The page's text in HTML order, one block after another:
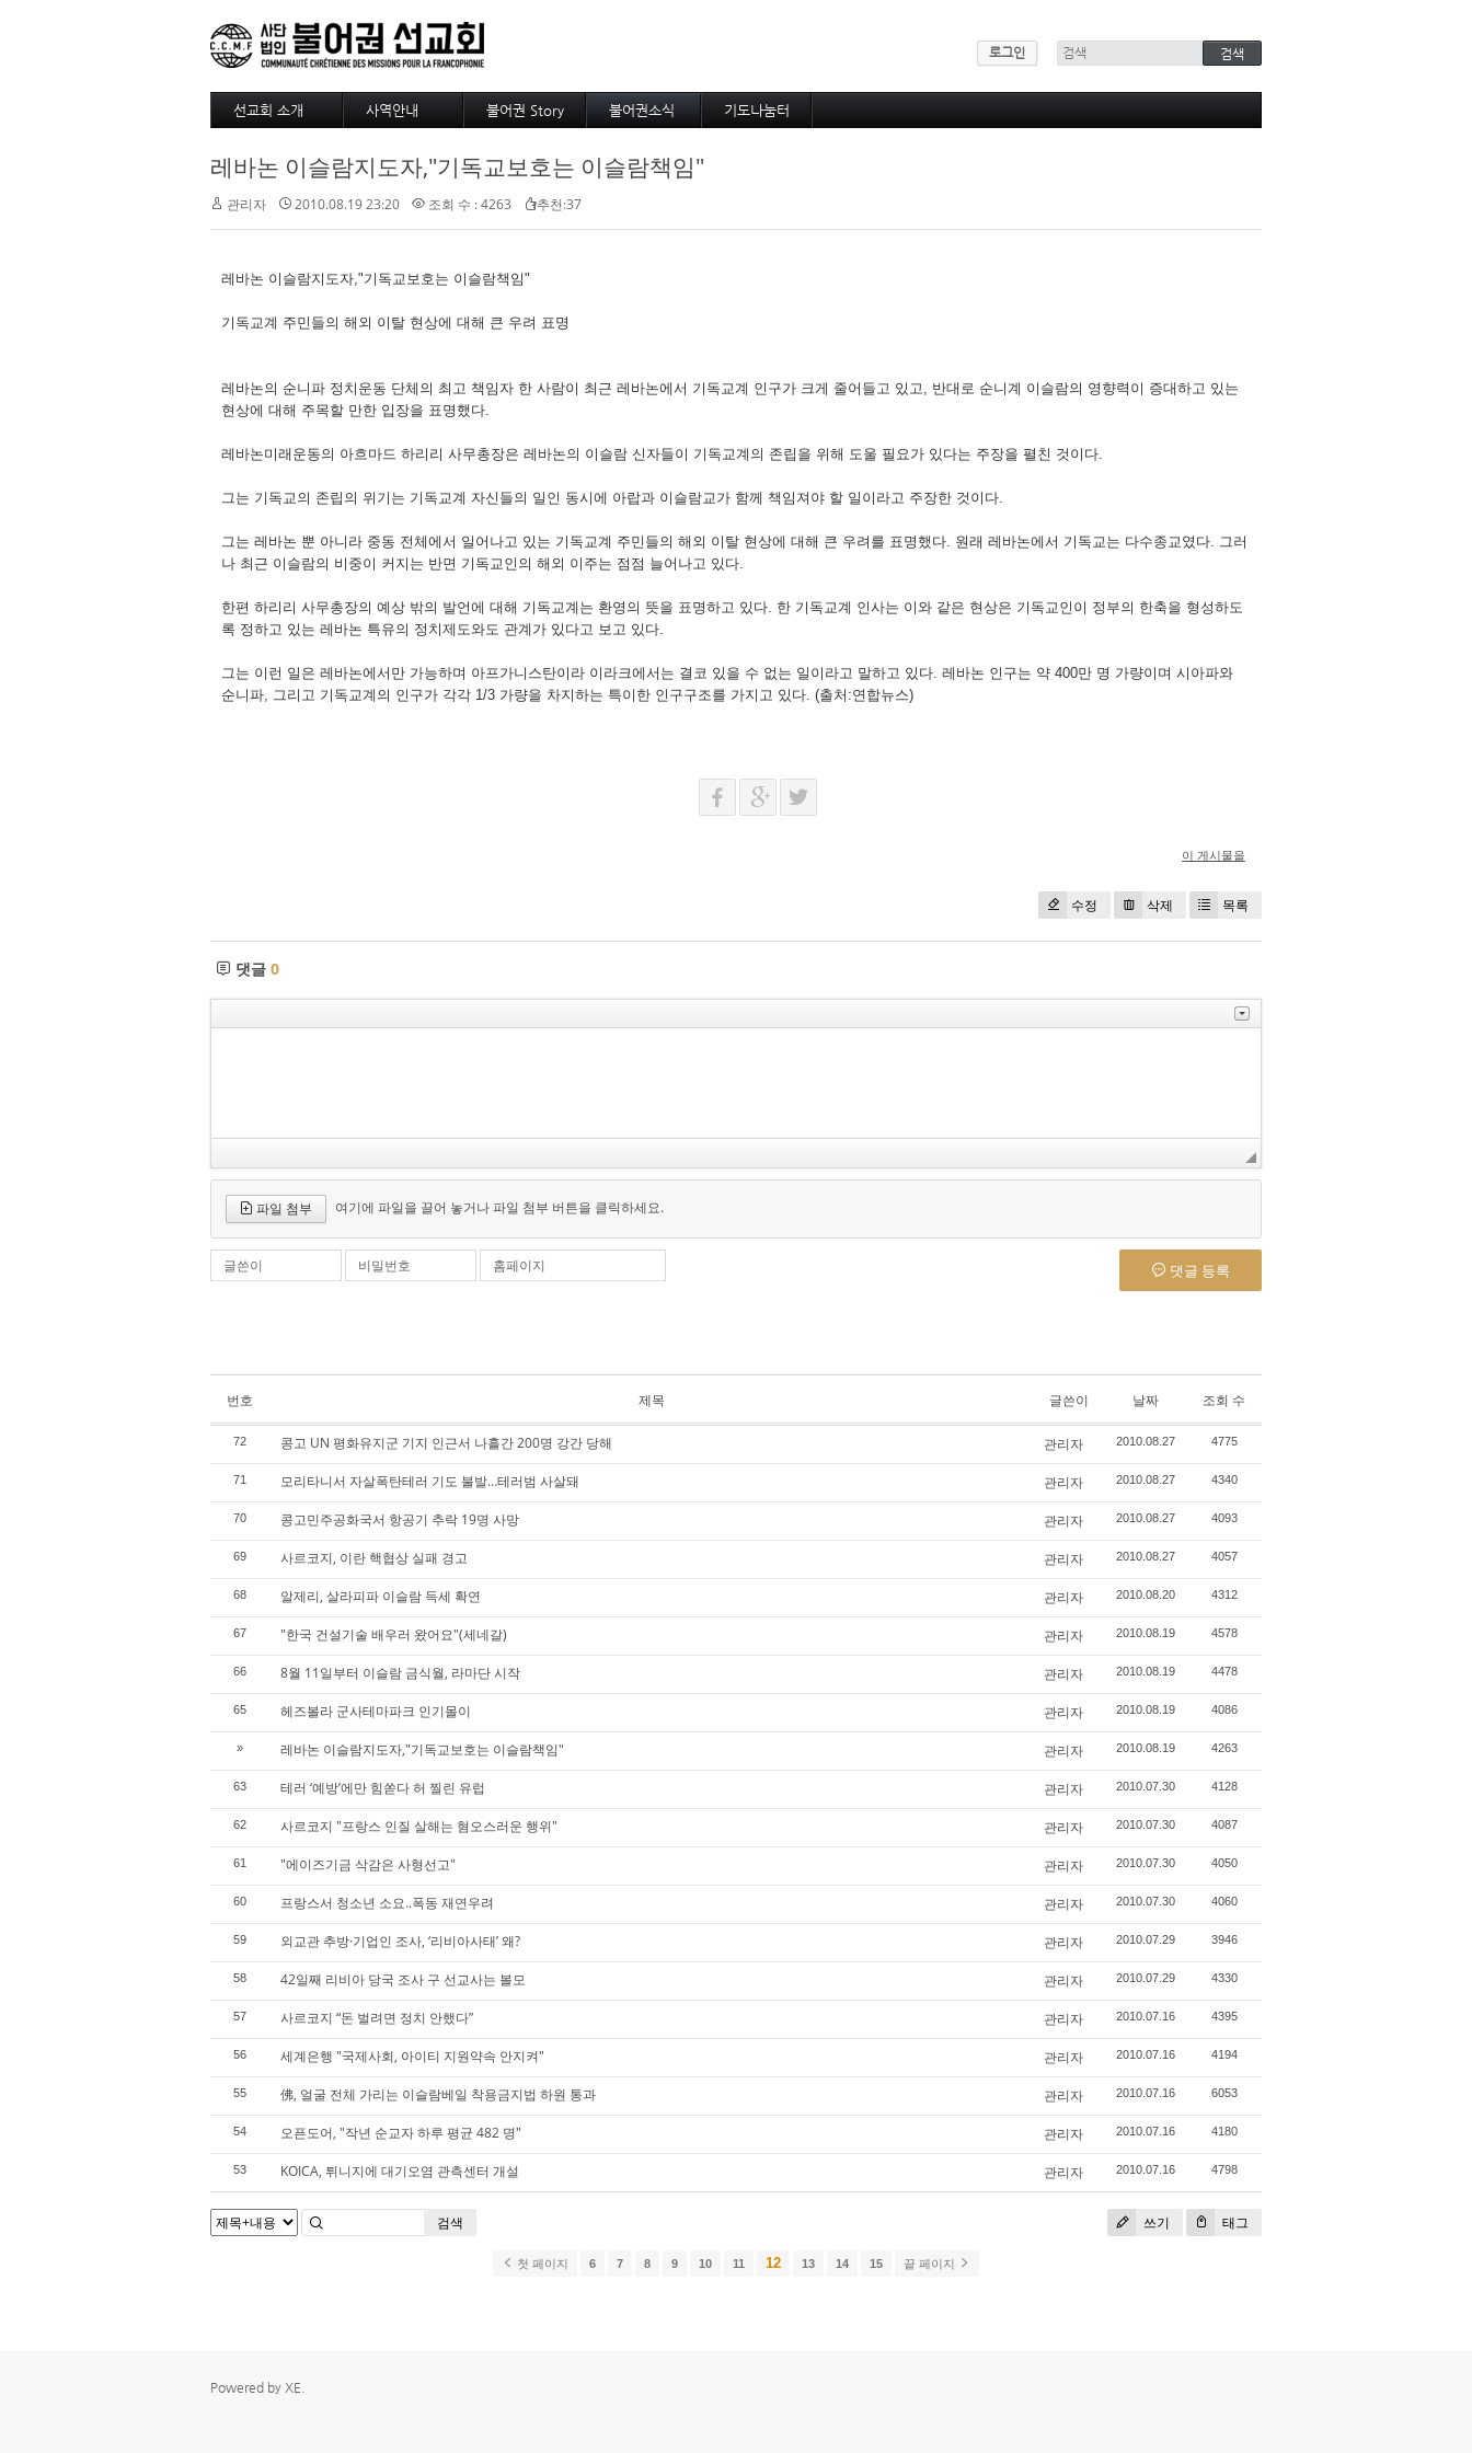
로그인
선교회 소개
4대정신
현장
섬기는 사람들
선교사
찾아오시는길
사역안내
훈련
긍휼
BAM
출판/정기기도
불어권 Story
방주지
불어권소식
아프리카소식
기도나눔터
레바논 이슬람지도자,"기독교보호는 이슬람책임"
관리자 2010.08.19 23:20 조회 수 : 4263 추천:37
레바논 이슬람지도자,"기독교보호는 이슬람책임"
기독교계 주민들의 해외 이탈 현상에 대해 큰 우려 표명
레바논의 순니파 정치운동 단체의 최고 책임자 한 사람이 최근 레바논에서 기독교계 인구가 크게 줄어들고 있고, 반대로 순니계 이슬람의 영향력이 증대하고 있는
현상에 대해 주목할 만한 입장을 표명했다.
레바논미래운동의 아흐마드 하리리 사무총장은 레바논의 이슬람 신자들이 기독교계의 존립을 위해 도울 필요가 있다는 주장을 펼친 것이다.
그는 기독교의 존립의 위기는 기독교계 자신들의 일인 동시에 아랍과 이슬람교가 함께 책임져야 할 일이라고 주장한 것이다.
그는 레바논 뿐 아니라 중동 전체에서 일어나고 있는 기독교계 주민들의 해외 이탈 현상에 대해 큰 우려를 표명했다. 원래 레바논에서 기독교는 다수종교였다. 그러
나 최근 이슬람의 비중이 커지는 반면 기독교인의 해외 이주는 점점 늘어나고 있다.
한편 하리리 사무총장의 예상 밖의 발언에 대해 기독교계는 환영의 뜻을 표명하고 있다. 한 기독교계 인사는 이와 같은 현상은 기독교인이 정부의 한축을 형성하도
록 정하고 있는 레바논 특유의 정치제도와도 관계가 있다고 보고 있다.
그는 이런 일은 레바논에서만 가능하며 아프가니스탄이라 이라크에서는 결코 있을 수 없는 일이라고 말하고 있다. 레바논 인구는 약 400만 명 가량이며 시아파와
순니파, 그리고 기독교계의 인구가 각각 1/3 가량을 차지하는 특이한 인구구조를 가지고 있다. (출처:연합뉴스)
이 게시물을
수정 삭제 목록
댓글 0
파일 첨부 여기에 파일을 끌어 놓거나 파일 첨부 버튼을 클릭하세요.
글쓴이 비밀번호 홈페이지 댓글 등록
번호 제목 글쓴이 날짜 조회 수
72 콩고 UN 평화유지군 기지 인근서 나흘간 200명 강간 당해 관리자 2010.08.27 4775
71 모리타니서 자살폭탄테러 기도 불발…테러범 사살돼 관리자 2010.08.27 4340
70 콩고민주공화국서 항공기 추락 19명 사망 관리자 2010.08.27 4093
69 사르코지, 이란 핵협상 실패 경고 관리자 2010.08.27 4057
68 알제리, 살라피파 이슬람 득세 확연 관리자 2010.08.20 4312
67 "한국 건설기술 배우러 왔어요"(세네갈) 관리자 2010.08.19 4578
66 8월 11일부터 이슬람 금식월, 라마단 시작 관리자 2010.08.19 4478
65 헤즈볼라 군사테마파크 인기몰이 관리자 2010.08.19 4086
» 레바논 이슬람지도자,"기독교보호는 이슬람책임" 관리자 2010.08.19 4263
63 테러 ‘예방’에만 힘쏟다 허 찔린 유럽 관리자 2010.07.30 4128
62 사르코지 "프랑스 인질 살해는 혐오스러운 행위" 관리자 2010.07.30 4087
61 "에이즈기금 삭감은 사형선고" 관리자 2010.07.30 4050
60 프랑스서 청소년 소요..폭동 재연우려 관리자 2010.07.30 4060
59 외교관 추방·기업인 조사, ‘리비아사태’ 왜? 관리자 2010.07.29 3946
58 42일째 리비아 당국 조사 구 선교사는 볼모 관리자 2010.07.29 4330
57 사르코지 “돈 벌려면 정치 안했다” 관리자 2010.07.16 4395
56 세계은행 "국제사회, 아이티 지원약속 안지켜" 관리자 2010.07.16 4194
55 佛, 얼굴 전체 가리는 이슬람베일 착용금지법 하원 통과 관리자 2010.07.16 6053
54 오픈도어, "작년 순교자 하루 평균 482 명" 관리자 2010.07.16 4180
53 KOICA, 튀니지에 대기오염 관측센터 개설 관리자 2010.07.16 4798
쓰기 태그
검색
첫 페이지 6 7 8 9 10 11 12 13 14 15 끝 페이지
Powered by XE